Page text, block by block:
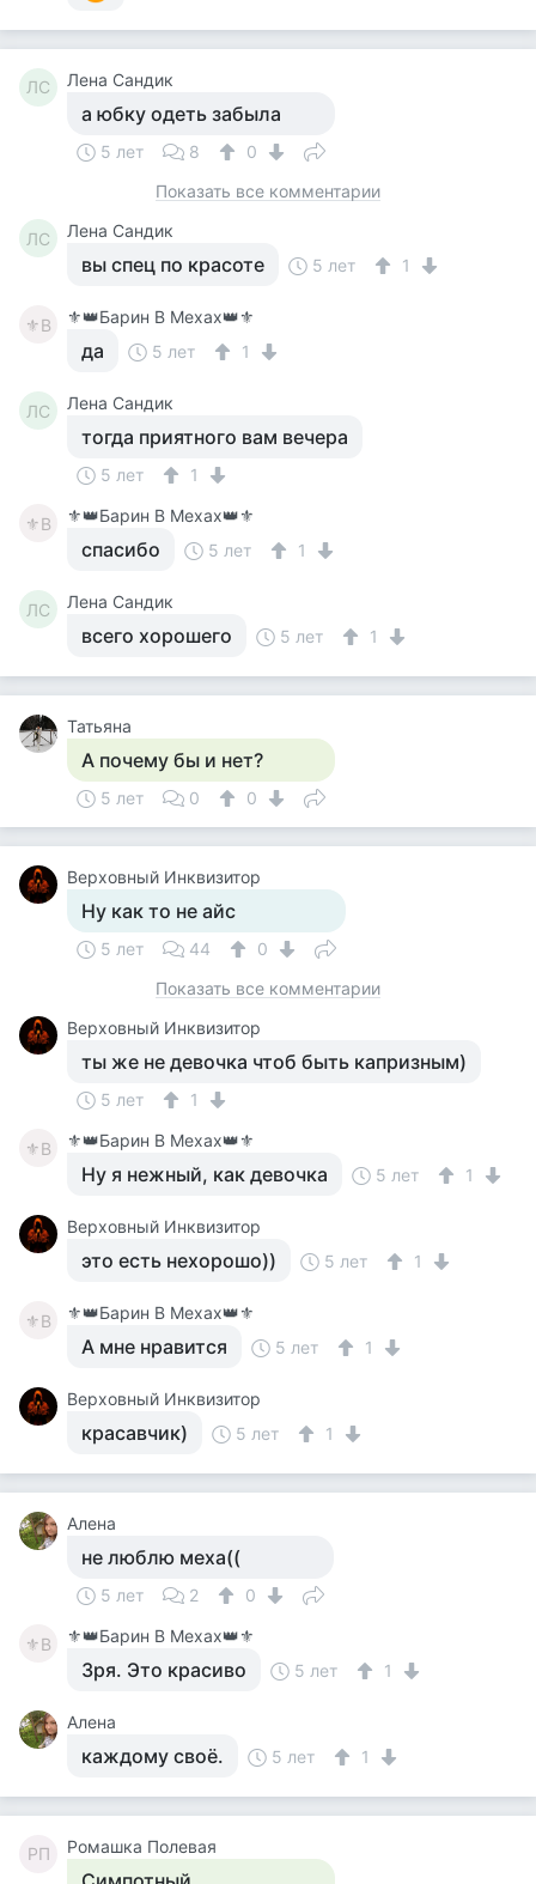
ЛС Лена Сандик
а юбку одеть забыла
5 лет 8
0
Показать все комментарии
ЛС Лена Сандик
вы спец по красоте 5 лет 1
⚜В ⚜️👑Барин В Мехах👑⚜️
да 5 лет 1
ЛС Лена Сандик
тогда приятного вам вечера
5 лет 1
⚜В ⚜️👑Барин В Мехах👑⚜️
спасибо 5 лет 1
ЛС Лена Сандик
всего хорошего 5 лет 1
Татьяна
А почему бы и нет?
5 лет 0 0
Верховный Инквизитор
Ну как то не айс
5 лет 44
0
Показать все комментарии
Верховный Инквизитор
ты же не девочка чтоб быть капризным)
5 лет 1
⚜В ⚜️👑Барин В Мехах👑⚜️
Ну я нежный, как девочка 5 лет 1
Верховный Инквизитор
это есть нехорошо)) 5 лет 1
⚜В ⚜️👑Барин В Мехах👑⚜️
А мне нравится 5 лет 1
Верховный Инквизитор
красавчик) 5 лет 1
Алена
не люблю меха((
5 лет 2 0
⚜В ⚜️👑Барин В Мехах👑⚜️
Зря. Это красиво 5 лет 1
Алена
каждому своё. 5 лет 1
РП Ромашка Полевая